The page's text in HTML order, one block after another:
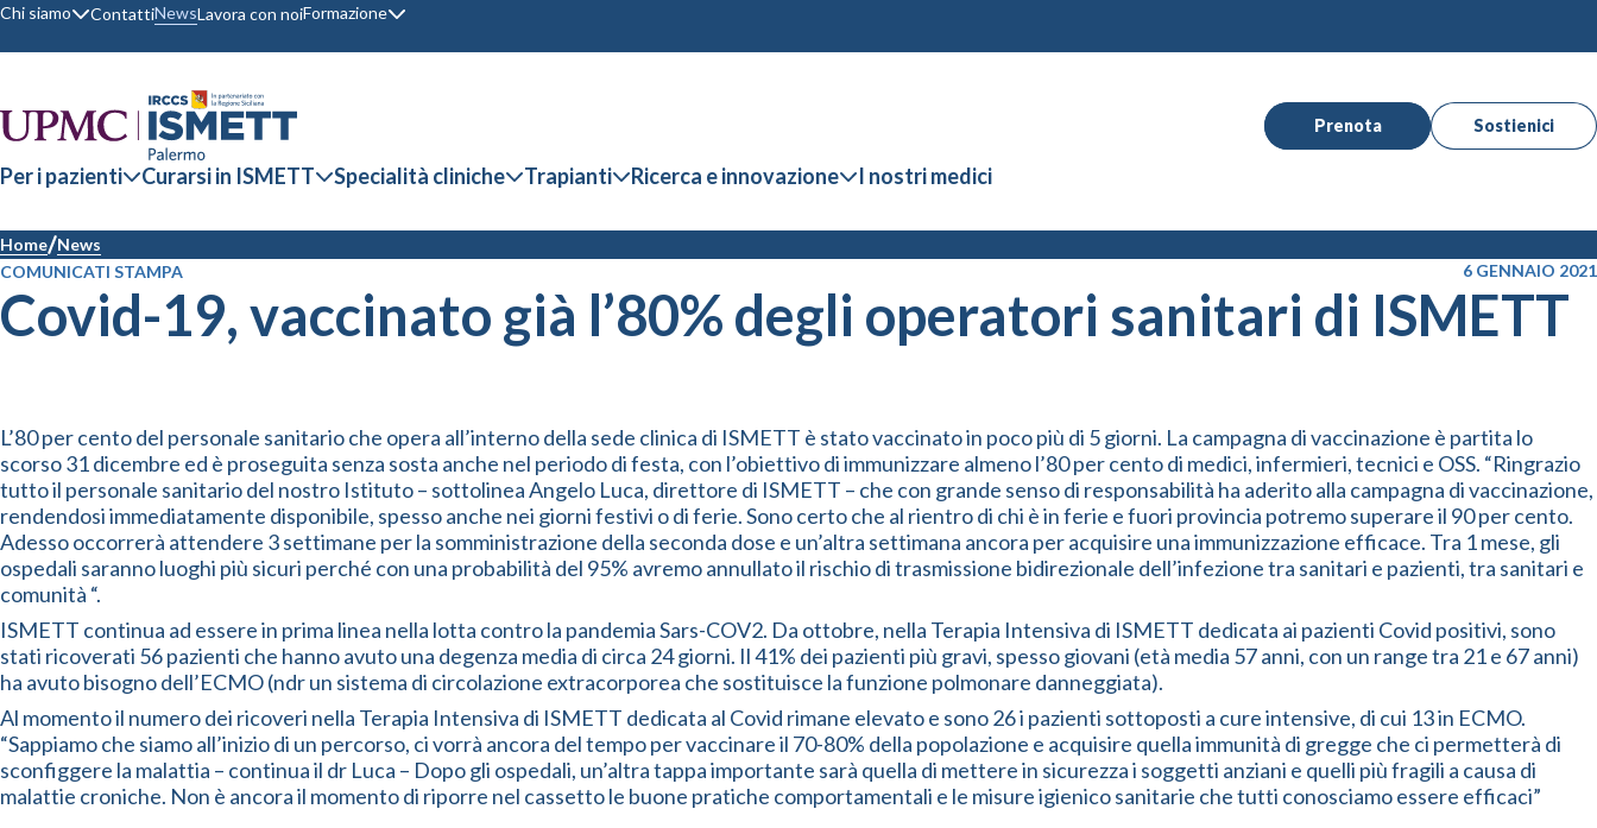
Chi siamo ContattiNewsLavora con noiFormazione
Prenota Sostienici
Per i pazienti Curarsi in ISMETT Specialità cliniche Trapianti Ricerca e innovazione I nostri medici
Home News
COMUNICATI STAMPA
6 GENNAIO 2021
Covid-19, vaccinato già l’80% degli operatori sanitari di ISMETT
L’80 per cento del personale sanitario che opera all’interno della sede clinica di ISMETT è stato vaccinato in poco più di 5 giorni. La campagna di vaccinazione è partita lo
scorso 31 dicembre ed è proseguita senza sosta anche nel periodo di festa, con l’obiettivo di immunizzare almeno l’80 per cento di medici, infermieri, tecnici e OSS. “Ringrazio
tutto il personale sanitario del nostro Istituto – sottolinea Angelo Luca, direttore di ISMETT – che con grande senso di responsabilità ha aderito alla campagna di vaccinazione,
rendendosi immediatamente disponibile, spesso anche nei giorni festivi o di ferie. Sono certo che al rientro di chi è in ferie e fuori provincia potremo superare il 90 per cento.
Adesso occorrerà attendere 3 settimane per la somministrazione della seconda dose e un’altra settimana ancora per acquisire una immunizzazione efficace. Tra 1 mese, gli
ospedali saranno luoghi più sicuri perché con una probabilità del 95% avremo annullato il rischio di trasmissione bidirezionale dell’infezione tra sanitari e pazienti, tra sanitari e
comunità “.
ISMETT continua ad essere in prima linea nella lotta contro la pandemia Sars-COV2. Da ottobre, nella Terapia Intensiva di ISMETT dedicata ai pazienti Covid positivi, sono
stati ricoverati 56 pazienti che hanno avuto una degenza media di circa 24 giorni. Il 41% dei pazienti più gravi, spesso giovani (età media 57 anni, con un range tra 21 e 67 anni)
ha avuto bisogno dell’ECMO (ndr un sistema di circolazione extracorporea che sostituisce la funzione polmonare danneggiata).
Al momento il numero dei ricoveri nella Terapia Intensiva di ISMETT dedicata al Covid rimane elevato e sono 26 i pazienti sottoposti a cure intensive, di cui 13 in ECMO.
“Sappiamo che siamo all’inizio di un percorso, ci vorrà ancora del tempo per vaccinare il 70-80% della popolazione e acquisire quella immunità di gregge che ci permetterà di
sconfiggere la malattia – continua il dr Luca – Dopo gli ospedali, un’altra tappa importante sarà quella di mettere in sicurezza i soggetti anziani e quelli più fragili a causa di
malattie croniche. Non è ancora il momento di riporre nel cassetto le buone pratiche comportamentali e le misure igienico sanitarie che tutti conosciamo essere efficaci”